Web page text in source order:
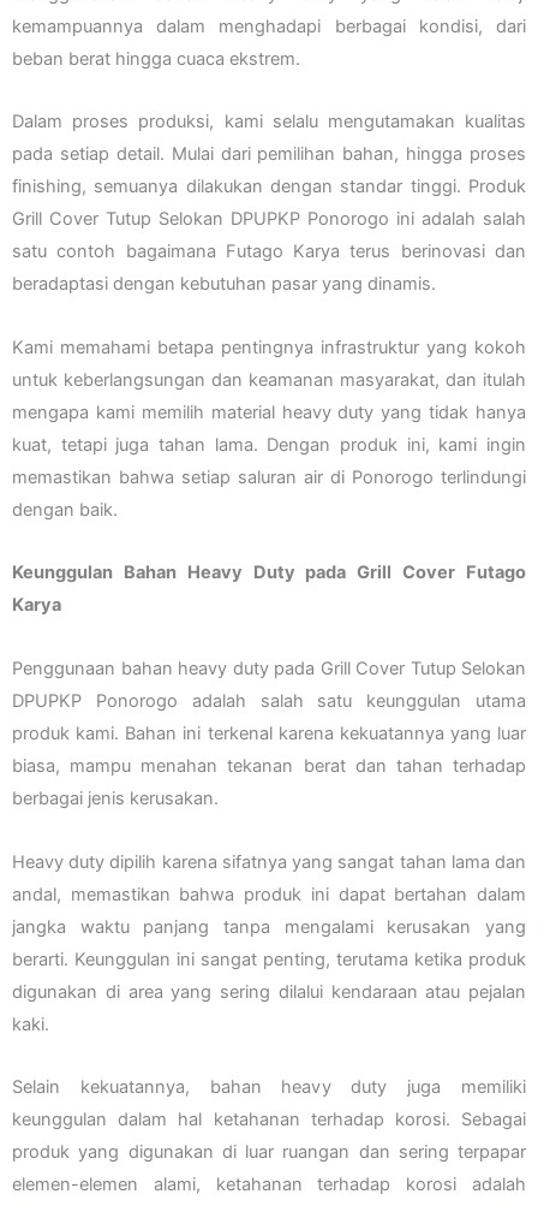
kemampuannya dalam menghadapi berbagai kondisi, dari
beban berat hingga cuaca ekstrem.
Dalam proses produksi, kami selalu mengutamakan kualitas
pada setiap detail. Mulai dari pemilihan bahan, hingga proses
finishing, semuanya dilakukan dengan standar tinggi. Produk
Grill Cover Tutup Selokan DPUPKP Ponorogo ini adalah salah
satu contoh bagaimana Futago Karya terus berinovasi dan
beradaptasi dengan kebutuhan pasar yang dinamis.
Kami memahami betapa pentingnya infrastruktur yang kokoh
untuk keberlangsungan dan keamanan masyarakat, dan itulah
mengapa kami memilih material heavy duty yang tidak hanya
kuat, tetapi juga tahan lama. Dengan produk ini, kami ingin
memastikan bahwa setiap saluran air di Ponorogo terlindungi
dengan baik.
Keunggulan Bahan Heavy Duty pada Grill Cover Futago
Karya
Penggunaan bahan heavy duty pada Grill Cover Tutup Selokan
DPUPKP Ponorogo adalah salah satu keunggulan utama
produk kami. Bahan ini terkenal karena kekuatannya yang luar
biasa, mampu menahan tekanan berat dan tahan terhadap
berbagai jenis kerusakan.
Heavy duty dipilih karena sifatnya yang sangat tahan lama dan
andal, memastikan bahwa produk ini dapat bertahan dalam
jangka waktu panjang tanpa mengalami kerusakan yang
berarti. Keunggulan ini sangat penting, terutama ketika produk
digunakan di area yang sering dilalui kendaraan atau pejalan
kaki.
Selain kekuatannya, bahan heavy duty juga memiliki
keunggulan dalam hal ketahanan terhadap korosi. Sebagai
produk yang digunakan di luar ruangan dan sering terpapar
elemen-elemen alami, ketahanan terhadap korosi adalah